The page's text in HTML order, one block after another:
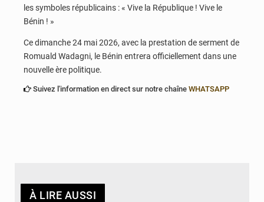
les symboles républicains : « Vive la République ! Vive le
Bénin ! »
Ce dimanche 24 mai 2026, avec la prestation de serment de
Romuald Wadagni, le Bénin entrera officiellement dans une
nouvelle ère politique.
Suivez l'information en direct sur notre chaîne WHATSAPP
À LIRE AUSSI